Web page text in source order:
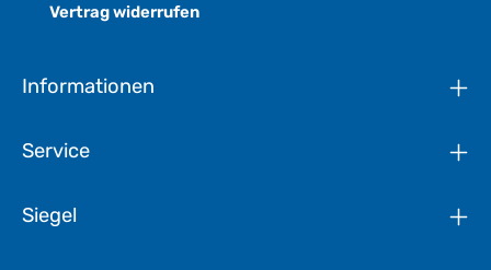
Vertrag widerrufen
Informationen
Service
Siegel